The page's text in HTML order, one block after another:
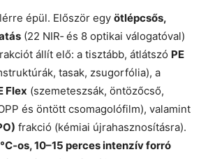
épül. Először egy ötlépcsős,
(22 NIR‑ és 8 optikai válogatóval)
állít elő: a tisztább, átlátszó PE
tasak, zsugorfólia), a
Flex (szemeteszsák, öntözőcső,
és öntött csomagolófilm), valamint
frakció (kémiai újrahasznosításra).
10–15 perces intenzív forró